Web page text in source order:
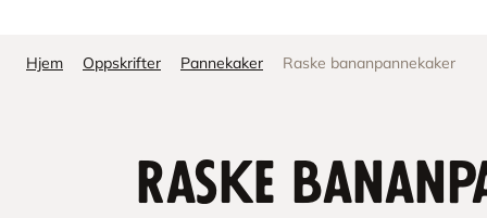
Hjem Oppskrifter Pannekaker Raske bananpannekaker
Raske